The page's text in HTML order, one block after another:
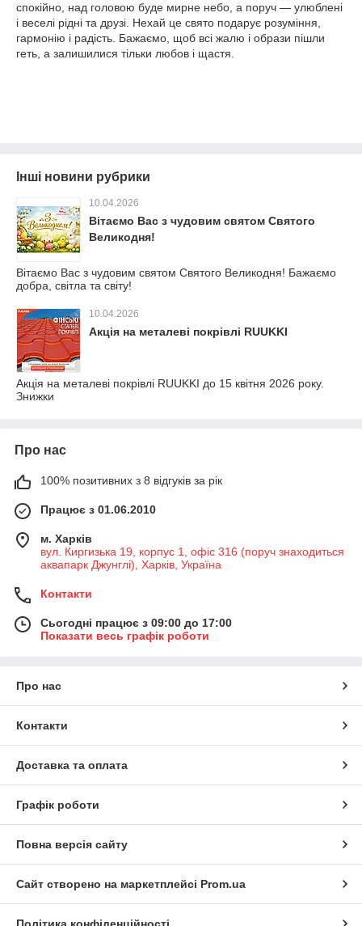
спокійно, над головою буде мирне небо, а поруч — улюблені
і веселі рідні та друзі. Нехай це свято подарує розуміння,
гармонію і радість. Бажаємо, щоб всі жалю і образи пішли
геть, а залишилися тільки любов і щастя.
Інші новини рубрики
10.04.2026
Вітаємо Вас з чудовим святом Святого
Великодня!
Вітаємо Вас з чудовим святом Святого Великодня! Бажаємо
добра, світла та світу!
10.04.2026
Акція на металеві покрівлі RUUKKI
Акція на металеві покрівлі RUUKKI до 15 квітня 2026 року.
Знижки
Про нас
100% позитивних з 8 відгуків за рік
Працює з 01.06.2010
м. Харків
вул. Киргизька 19, корпус 1, офіс 316 (поруч знаходиться
аквапарк Джунглі), Харків, Україна
Контакти
Сьогодні працює з 09:00 до 17:00
Показати весь графік роботи
Про нас
Контакти
Доставка та оплата
Графік роботи
Повна версія сайту
Сайт створено на маркетплейсі Prom.ua